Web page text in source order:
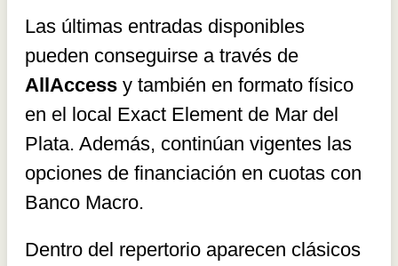
Las últimas entradas disponibles
pueden conseguirse a través de
AllAccess y también en formato físico
en el local Exact Element de Mar del
Plata. Además, continúan vigentes las
opciones de financiación en cuotas con
Banco Macro.
Dentro del repertorio aparecen clásicos